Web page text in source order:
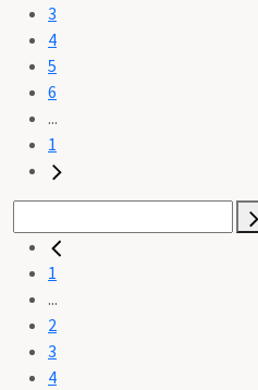
3
4
5
6
...
1
1
...
2
3
4